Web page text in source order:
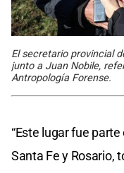
El secretario provincial
junto a Juan Nobile,
Antropología Forense.
“Este lugar fue
Santa Fe y Rosario,